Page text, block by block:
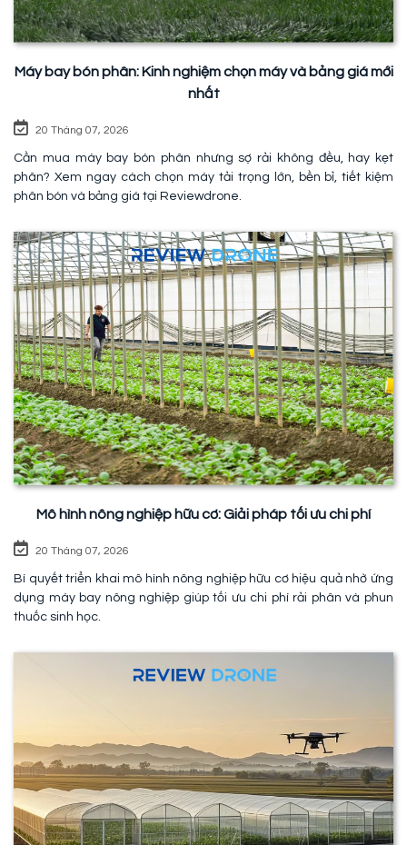
Máy bay bón phân: Kinh nghiệm chọn máy và bảng giá mới
nhất
20 Tháng 07, 2026
Cần mua máy bay bón phân nhưng sợ rải không đều, hay kẹt
phân? Xem ngay cách chọn máy tải trọng lớn, bền bỉ, tiết kiệm
phân bón và bảng giá tại Reviewdrone.
Mô hình nông nghiệp hữu cơ: Giải pháp tối ưu chi phí
20 Tháng 07, 2026
Bí quyết triển khai mô hình nông nghiệp hữu cơ hiệu quả nhờ ứng
dụng máy bay nông nghiệp giúp tối ưu chi phí rải phân và phun
thuốc sinh học.